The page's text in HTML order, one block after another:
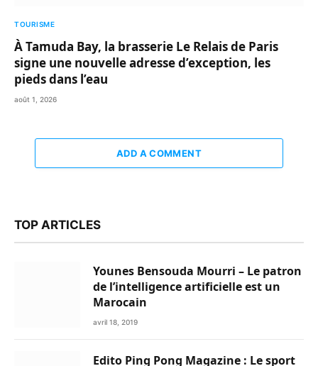
TOURISME
À Tamuda Bay, la brasserie Le Relais de Paris
signe une nouvelle adresse d’exception, les
pieds dans l’eau
août 1, 2026
ADD A COMMENT
TOP ARTICLES
Younes Bensouda Mourri – Le patron
de l’intelligence artificielle est un
Marocain
avril 18, 2019
Edito Ping Pong Magazine : Le sport